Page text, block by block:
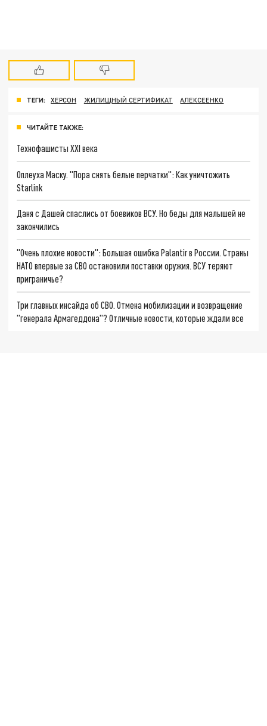
ТЕГИ: ХЕРСОН ЖИЛИЩНЫЙ СЕРТИФИКАТ АЛЕКСЕЕНКО
ЧИТАЙТЕ ТАКЖЕ:
Технофашисты XXI века
Оплеуха Маску. "Пора снять белые перчатки": Как уничтожить
Starlink
Даня с Дашей спаслись от боевиков ВСУ. Но беды для малышей не
закончились
"Очень плохие новости": Большая ошибка Palantir в России. Страны
НАТО впервые за СВО остановили поставки оружия. ВСУ теряют
приграничье?
Три главных инсайда об СВО. Отмена мобилизации и возвращение
"генерала Армагеддона"? Отличные новости, которые ждали все